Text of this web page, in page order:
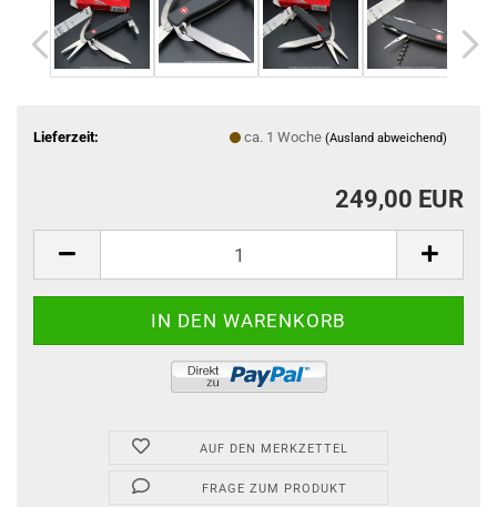
Lieferzeit: ca. 1 Woche (Ausland abweichend)
249,00 EUR
AUF DEN MERKZETTEL
FRAGE ZUM PRODUKT